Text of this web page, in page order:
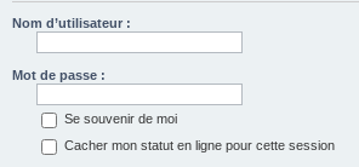
Nom d’utilisateur :
Mot de passe :
Se souvenir de moi
Cacher mon statut en ligne pour cette session